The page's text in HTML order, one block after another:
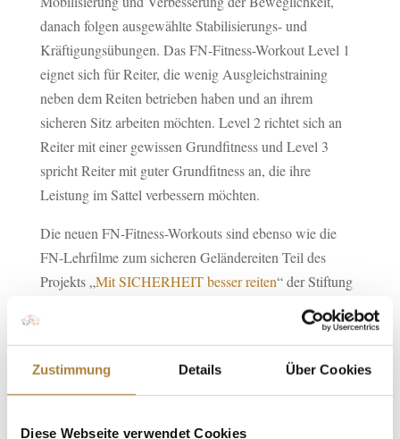
Zustimmung Details Über Cookies
Diese Webseite verwendet Cookies
danach folgen ausgewählte Stabilisierungs- und
Kräftigungsübungen. Das FN-Fitness-Workout Level 1
eignet sich für Reiter, die wenig Ausgleichstraining
neben dem Reiten betrieben haben und an ihrem
sicheren Sitz arbeiten möchten. Level 2 richtet sich an
Reiter mit einer gewissen Grundfitness und Level 3
spricht Reiter mit guter Grundfitness an, die ihre
Leistung im Sattel verbessern möchten.
Die neuen FN-Fitness-Workouts sind ebenso wie die
FN-Lehrfilme zum sicheren Geländereiten Teil des
Projekts „Mit SICHERHEIT besser reiten“ der Stiftung
Fotos: Tina Keller